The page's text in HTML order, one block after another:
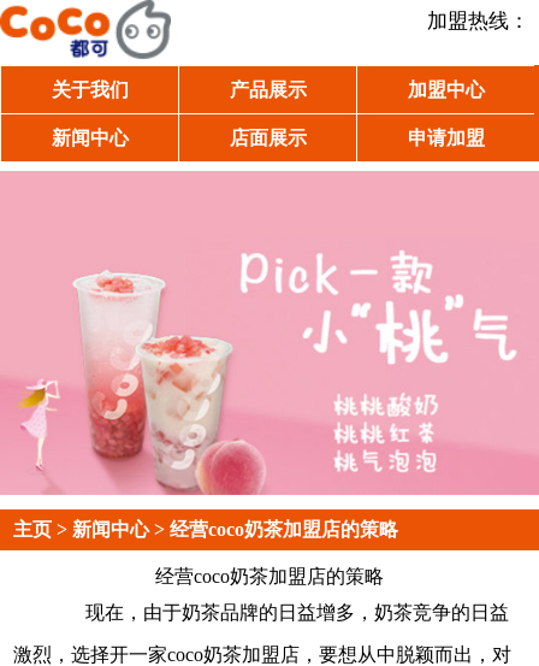
加盟热线：
关于我们 产品展示 加盟中心
新闻中心 店面展示 申请加盟
主页 > 新闻中心> 经营coco奶茶加盟店的策略
经营coco奶茶加盟店的策略
现在，由于奶茶品牌的日益增多，奶茶竞争的日益
激烈，选择开一家coco奶茶加盟店，要想从中脱颖而出，对